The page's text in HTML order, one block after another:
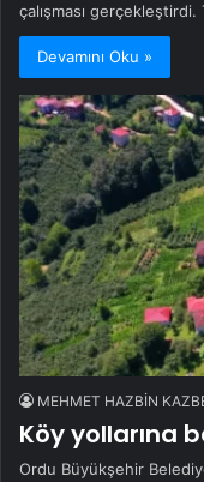
çalışması
Devamını Oku »
MEHMET HAZBİN
Köy yollarına
Ordu Büyükşehir